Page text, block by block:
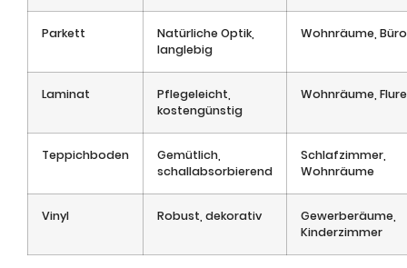
Parkett
Natürliche Optik,
langlebig
Wohnräume,
Laminat
Pflegeleicht,
kostengünstig
Wohnräume, Flure
Teppichboden
Gemütlich,
schallabsorbierend
Schlafzimmer,
Wohnräume
Vinyl Robust, dekorativ
Gewerberäume,
Kinderzimmer